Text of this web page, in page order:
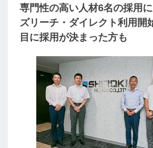
専門性の高い人材6名の採用
ズリーチ・ダイレクト利用開
目に採用が決まった方も